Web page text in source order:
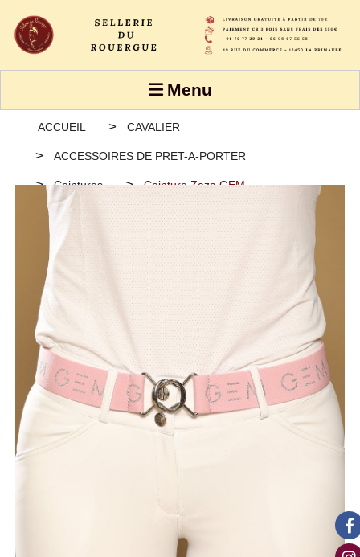
Menu
ACCUEIL CAVALIER
ACCESSOIRES DE PRET-A-PORTER
Ceintures Ceinture Zaza GEM